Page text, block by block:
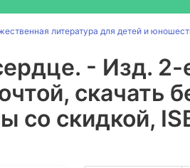
литература для детей и
- Изд. 2-
скачать
со скидкой,